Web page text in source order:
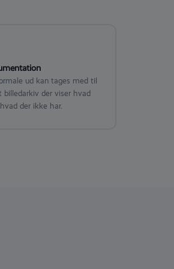
ud kan tages med til
der viser hvad
der ikke har.